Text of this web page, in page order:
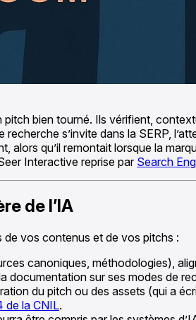
bien tourné. Ils vérifient,
s’invite dans la SERP,
alors qu’il remontait lorsque la
Interactive reprise par Search
de l’IA
de vos contenus et de vos pitchs :
canoniques, méthodologies),
documentation sur ses modes de
du pitch ou des assets (qui a
de la CNIL.